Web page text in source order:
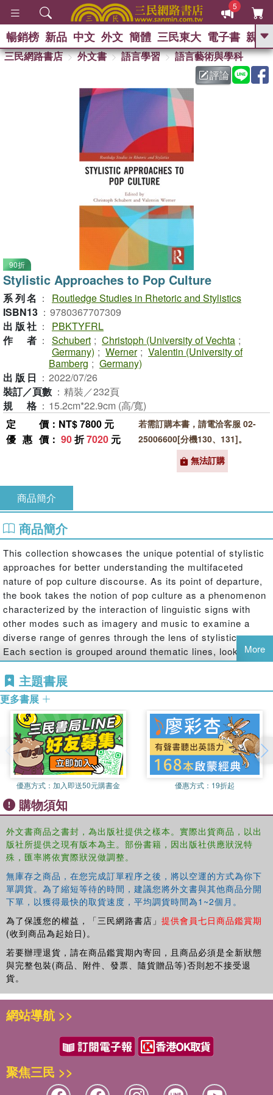
5
GO
暢銷榜 新品 中文 外文 簡體 三民東大 電子書 親子
三民網路書店 外文書 語言學習
語言藝術與學科
評論
90折
Stylistic Approaches to Pop Culture
系列名 ：
Routledge Studies in Rhetoric and Stylistics
ISBN13 ： 9780367707309
出版社 ：
PBKTYFRL
作者 ： Schubert ; Christoph (University of Vechta ;
Germany) ; Werner ; Valentin (University of
Bamberg ; Germany)
出版日 ： 2022/07/26
裝訂／頁數 ： 精裝／232頁
規格 ： 15.2cm*22.9cm (高/寬)
定價 ：NT$ 7800 元
優惠價 ： 90折7020 元
若需訂購本書，請電洽客服 02-
25006600[分機130、131]。
無法訂購
商品簡介
商品簡介
This collection showcases the unique potential of stylistic
approaches for better understanding the multifaceted
nature of pop culture discourse. As its point of departure,
the book takes the notion of pop culture as a phenomenon
characterized by the interaction of linguistic signs with
other modes such as imagery and music to examine a
diverse range of genres through the lens of stylistics.
Each section is grouped around thematic lines, looking at
literary fiction, telecinematic discourse, music and lyrics,
as well as cartoons and video games. The 12 chapters
analyze different forms of media through five central
strands of stylistics, from sociolinguistic, pragmatic,
cognitive, multimodal, to corpus-based approaches. In
drawing on these various stylistic frameworks and
applying them across genres and modes, the contributions
offer readers deeper insights into the role of scripted and
performed language in social representation and identity
construction, thereby highlighting the affordances of
stylistics research in studying pop cultural texts. This
volume is of particular interest to students and
researchers in stylistics, linguistics, literary studies,
media studies, and cultural studies.
More
主題書展
更多書展
優惠方式： 加入即送50元購書金 優惠方式： 19折起
購物須知
外文書商品之書封，為出版社提供之樣本。實際出貨商品，以出
版社所提供之現有版本為主。部份書籍，因出版社供應狀況特
殊，匯率將依實際狀況做調整。
無庫存之商品，在您完成訂單程序之後，將以空運的方式為你下
單調貨。為了縮短等待的時間，建議您將外文書與其他商品分開
下單，以獲得最快的取貨速度，平均調貨時間為1~2個月。
為了保護您的權益，「三民網路書店」 提供會員七日商品鑑賞期
(收到商品為起始日)。
若要辦理退貨，請在商品鑑賞期內寄回，且商品必須是全新狀態
與完整包裝(商品、附件、發票、隨貨贈品等)否則恕不接受退
貨。
網站導航 >>
聚焦三民 >>